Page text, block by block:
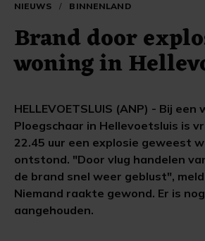
NIEUWS / BINNENLAND
Brand door
woning in
HELLEVOETSLUIS (ANP) - Bij een
Ploegschaar in Hellevoetsluis is
22.45 uur een explosie geweest
ontstond. "Door vlug handelen
de brand snel weer geblust",
Niemand raakte gewond. Er is
aangehouden.